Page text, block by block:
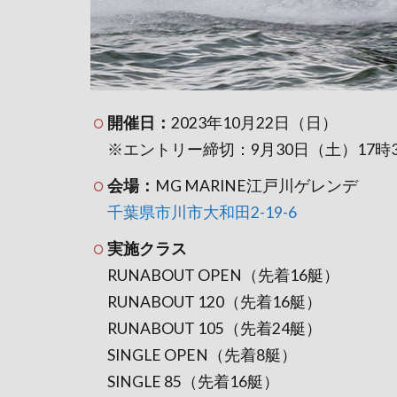
開催日： 2023年10月22日（日）
※エントリー締切：9月30日（土）17時
会場： MG MARINE江戸川ゲレンデ
千葉県市川市大和田2-19-6
実施クラス
RUNABOUT OPEN（先着16艇）
RUNABOUT 120（先着16艇）
RUNABOUT 105（先着24艇）
SINGLE OPEN（先着8艇）
SINGLE 85（先着16艇）